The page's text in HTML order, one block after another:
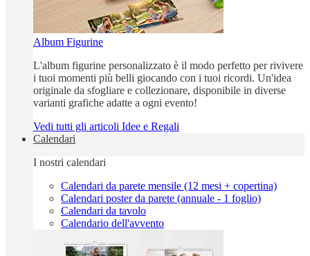
Album Figurine
L'album figurine personalizzato è il modo perfetto per rivivere
i tuoi momenti più belli giocando con i tuoi ricordi. Un'idea
originale da sfogliare e collezionare, disponibile in diverse
varianti grafiche adatte a ogni evento!
Vedi tutti gli articoli Idee e Regali
Calendari
I nostri calendari
Calendari da parete mensile (12 mesi + copertina)
Calendari poster da parete (annuale - 1 foglio)
Calendari da tavolo
Calendario dell'avvento